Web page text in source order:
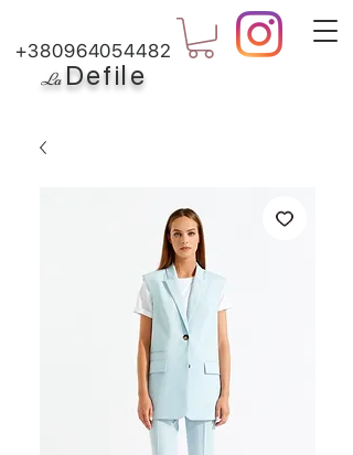
La Defile
+380964054482